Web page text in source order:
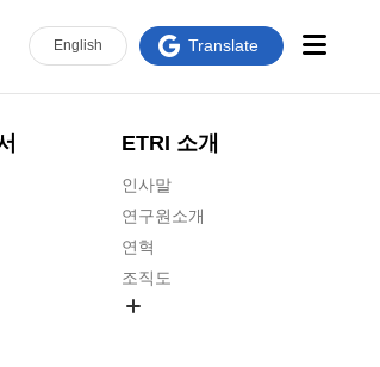
ETRI 소개
인사말
연구원소개
연혁
조직도
English Translate